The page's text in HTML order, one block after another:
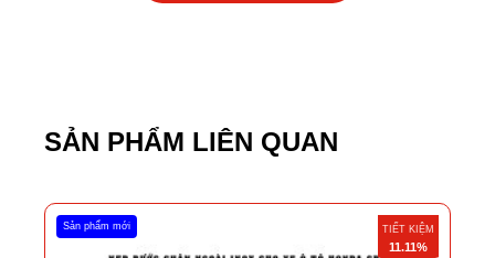
SẢN PHẨM LIÊN QUAN
Sản phẩm mới TIẾT KIỆM
11.11%